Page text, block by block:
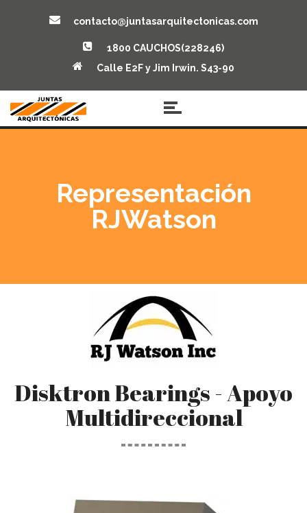
contacto@juntasarquitectonicas.com
1800 CAUCHOS(228246)
Calle E2F y Jim Irwin. S43-90
Representación
RJWatson
Disktron Bearings - Apoyo
Multidireccional